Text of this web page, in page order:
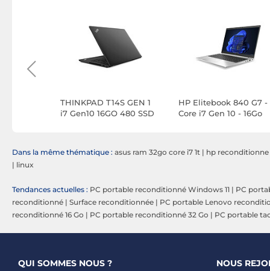
THINKPAD T14S GEN 1
i7 Gen10 16GO 480 SSD
HP Elitebook 840 G7 -
Core i7 Gen 10 - 16Go
Dans la même thématique : asus ram 32go core i7 1t | hp reconditionne
| linux
Tendances actuelles : PC portable reconditionné Windows 11 | PC
reconditionné | Surface reconditionnée | PC portable Lenovo
reconditionné 16 Go | PC portable reconditionné 32 Go | PC portable
QUI SOMMES NOUS ? NOUS